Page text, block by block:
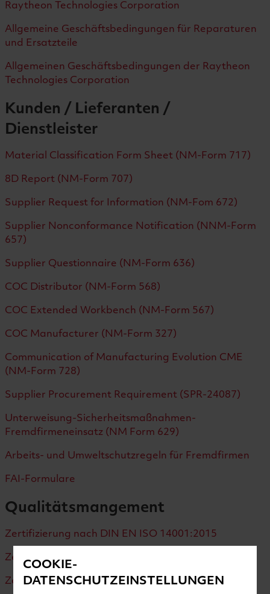
Raytheon Technologies Corporation
Allgemeine Geschäftsbedingungen für Reparaturen
und Ersatzteile
Allgemeinen Geschäftsbedingungen der Raytheon
Technologies Corporation
Kunden / Lieferanten /
Dienstleister
Material Classification Form Sheet (NM-Form 717)
8D Report (NM-Form 707)
Supplier Request for Information (NM-Fom 672)
Supplier Nonconformance Notification (NNM-Form
657)
Supplier Questionnaire (NM-Form 636)
COC Distributor (NM-Form 568)
COC Extended Workbench (NM-Form 567)
COC Manufacturer (NM-Form 327)
Communication of Manufacturing Evolution CME
(NM-Form 728)
Supplier Procurement Requirement (SPR-24087)
Unterweisung-Sicherheitsmaßnahmen-
Fremdfirmeneinsatz (NM Form 629)
Arbeits- und Umweltschutzregeln für Fremdfirmen
FAI-Formulare
Qualitätsmangement
Zertifizierung nach DIN EN ISO 14001:2015
Zertifizierung nach ISO 45001:2018
Zertifizierung nach AS9100
COOKIE-
DATENSCHUTZEINSTELLUNGEN